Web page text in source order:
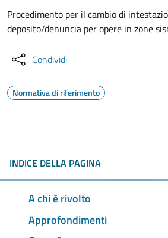
Procedimento per il cambio di
deposito/denuncia per opere in zone
Condividi
Normativa di riferimento
INDICE DELLA PAGINA
A chi è rivolto
Approfondimenti